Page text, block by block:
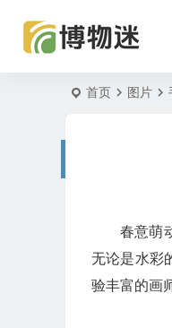
首页 图片
春意萌
无论是水彩
验丰富的画